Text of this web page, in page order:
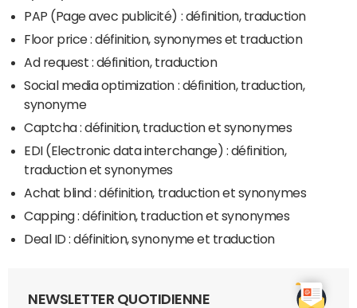
PAP (Page avec publicité) : définition, traduction
Floor price : définition, synonymes et traduction
Ad request : définition, traduction
Social media optimization : définition, traduction,
synonyme
Captcha : définition, traduction et synonymes
EDI (Electronic data interchange) : définition,
traduction et synonymes
Achat blind : définition, traduction et synonymes
Capping : définition, traduction et synonymes
Deal ID : définition, synonyme et traduction
NEWSLETTER QUOTIDIENNE